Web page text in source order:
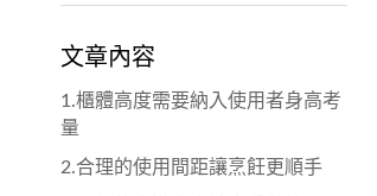
文章內容
1.櫃體高度需要納入使用者身高考
量
2.合理的使用間距讓烹飪更順手